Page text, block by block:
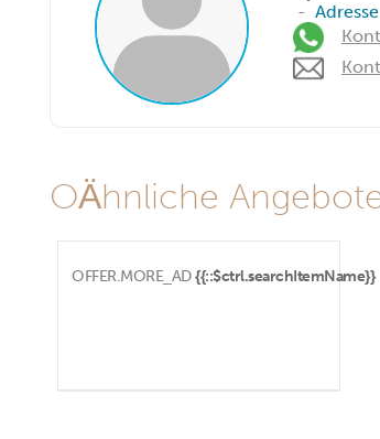
- Adresse
OÄhnliche
OFFER.MORE_AD {{::$ctrl.searchItemName}}